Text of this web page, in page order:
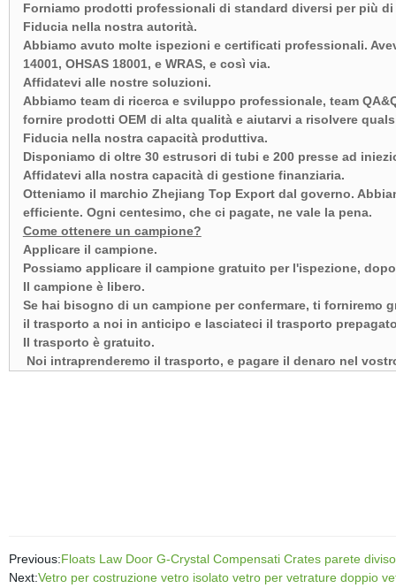
Forniamo prodotti professionali di standard diversi per più di
Fiducia nella nostra autorità.
Abbiamo avuto molte ispezioni e certificati professionali.
14001, OHSAS 18001, e WRAS, e così via.
Affidatevi alle nostre soluzioni.
Abbiamo team di ricerca e sviluppo professionale, team
fornire prodotti OEM di alta qualità e aiutarvi a risolvere
Fiducia nella nostra capacità produttiva.
Disponiamo di oltre 30 estrusori di tubi e 200 presse ad
Affidatevi alla nostra capacità di gestione finanziaria.
Otteniamo il marchio Zhejiang Top Export dal governo.
efficiente. Ogni centesimo, che ci pagate, ne vale la pena.
Come ottenere un campione?
Applicare il campione.
Possiamo applicare il campione gratuito per l'ispezione,
Il campione è libero.
Se hai bisogno di un campione per confermare, ti forniremo
il trasporto a noi in anticipo e lasciateci il trasporto
Il trasporto è gratuito.
Noi intraprenderemo il trasporto, e pagare il denaro nel
Previous:Floats Law Door G-Crystal Compensati Crates parete
Next:Vetro per costruzione vetro isolato vetro per vetrature doppio